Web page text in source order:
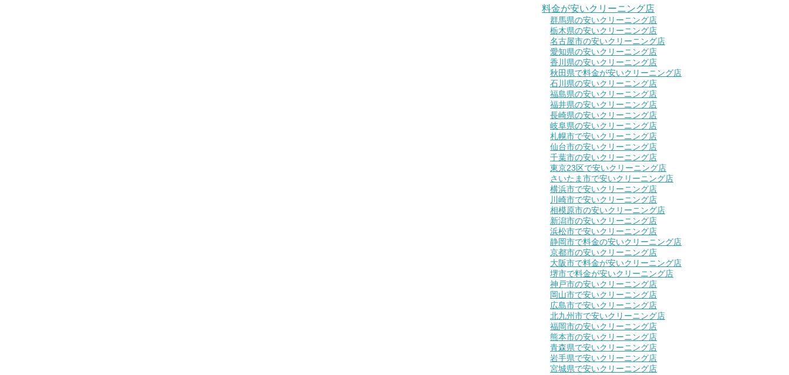
料金が安いクリーニング店
群馬県の安いクリーニング店
栃木県の安いクリーニング店
名古屋市の安いクリーニング店
愛知県の安いクリーニング店
香川県の安いクリーニング店
秋田県で料金が安いクリーニング店
石川県の安いクリーニング店
福島県の安いクリーニング店
福井県の安いクリーニング店
長崎県の安いクリーニング店
岐阜県の安いクリーニング店
札幌市で安いクリーニング店
仙台市の安いクリーニング店
千葉市の安いクリーニング店
東京23区で安いクリーニング店
さいたま市で安いクリーニング店
横浜市で安いクリーニング店
川崎市で安いクリーニング店
相模原市の安いクリーニング店
新潟市の安いクリーニング店
浜松市で安いクリーニング店
静岡市で料金の安いクリーニング店
京都市の安いクリーニング店
大阪市で料金が安いクリーニング店
堺市で料金が安いクリーニング店
神戸市の安いクリーニング店
岡山市で安いクリーニング店
広島市で安いクリーニング店
北九州市で安いクリーニング店
福岡市の安いクリーニング店
熊本市の安いクリーニング店
青森県で安いクリーニング店
岩手県で安いクリーニング店
宮城県で安いクリーニング店